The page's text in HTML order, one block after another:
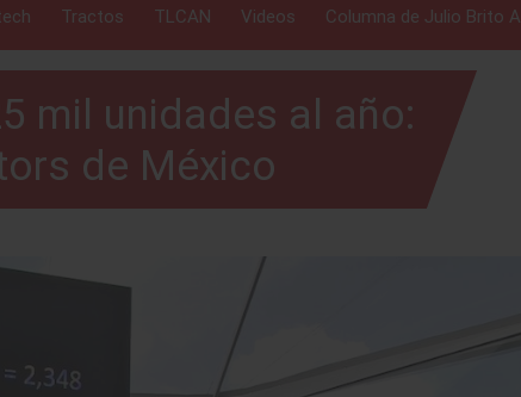
Tractos TLCAN Videos Columna de Julio Brito A.
mil unidades al año:
de México